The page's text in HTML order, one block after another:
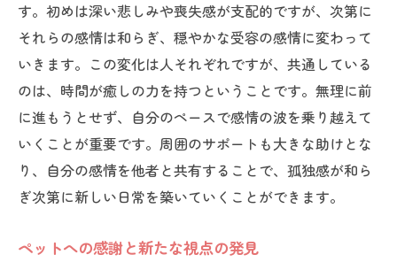
ペットロスから心が癒えるまでのプロセスとは
心の傷を癒すための時間と努力
悲しみと向き合うための方法
新しい活動を通じての心のリフレッシュ
ペットとの思い出を共有する大切さ
心の平穏を取り戻すための習慣
未来に繋がる心の成長を目指して
方
す。初めは深い悲しみや喪失感が支配的ですが、次第に
それらの感情は和らぎ、穏やかな受容の感情に変わって
いきます。この変化は人それぞれですが、共通している
のは、時間が癒しの力を持つということです。無理に前
に進もうとせず、自分のペースで感情の波を乗り越えて
いくことが重要です。周囲のサポートも大きな助けとな
り、自分の感情を他者と共有することで、孤独感が和ら
ぎ次第に新しい日常を築いていくことができます。
ペットへの感謝と新たな視点の発見